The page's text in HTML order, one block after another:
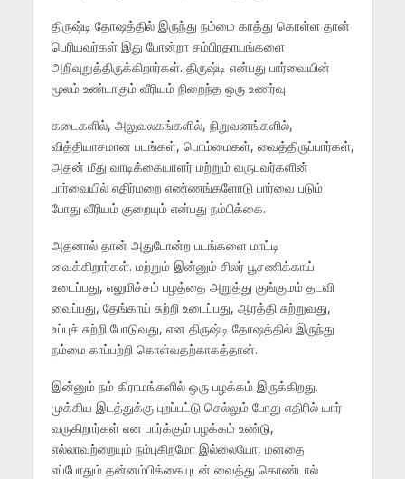
திருஷ்டி தோஷத்தில் இருந்து நம்மை காத்து கொள்ள தான்
பெரியவர்கள் இது போன்றா சம்பிரதாயங்களை
அறிவுறுத்திருக்கிறார்கள். திருஷ்டி என்பது பார்வையின்
மூலம் உண்டாகும் வீரியம் நிறைந்த ஒரு உணர்வு.
கடைகளில், அலுவலகங்களில், நிறுவனங்களில்,
வித்தியாசமான படங்கள், பொம்மைகள், வைத்திருப்பார்கள்,
அதன் மீது வாடிக்கையாளர் மற்றும் வருபவர்களின்
பார்வையில் எதிர்மறை எண்ணங்களோடு பார்வை படும்
போது வீரியம் குறையும் என்பது நம்பிக்கை.
அதனால் தான் அதுபோன்ற படங்களை மாட்டி
வைக்கிறார்கள். மற்றும் இன்னும் சிலர் பூசணிக்காய்
உடைப்பது, எலுமிச்சம் பழத்தை அறுத்து குங்குமம் தடவி
வைப்பது, தேங்காய் சுற்றி உடைப்பது, ஆரத்தி சுற்றுவது,
உப்புச் சுற்றி போடுவது, என திருஷ்டி தோஷத்தில் இருந்து
நம்மை காப்பற்றி கொள்வதற்காகத்தான்.
இன்னும் நம் கிராமங்களில் ஒரு பழக்கம் இருக்கிறது.
முக்கிய இடத்துக்கு புறப்பட்டு செல்லும் போது எதிரில் யார்
வருகிறார்கள் என பார்க்கும் பழக்கம் உண்டு,
எல்லாவற்றையும் நம்புகிறமோ இல்லையோ, மனதை
எப்போதும் தன்னம்பிக்கையுடன் வைத்து கொண்டால்